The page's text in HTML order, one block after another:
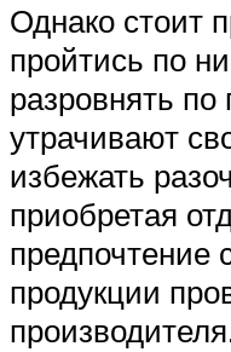
Однако стоит
пройтись по
разровнять по
утрачивают
избежать
приобретая
предпочтение
продукции